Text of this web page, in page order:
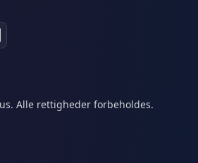
Alle rettigheder forbeholdes.